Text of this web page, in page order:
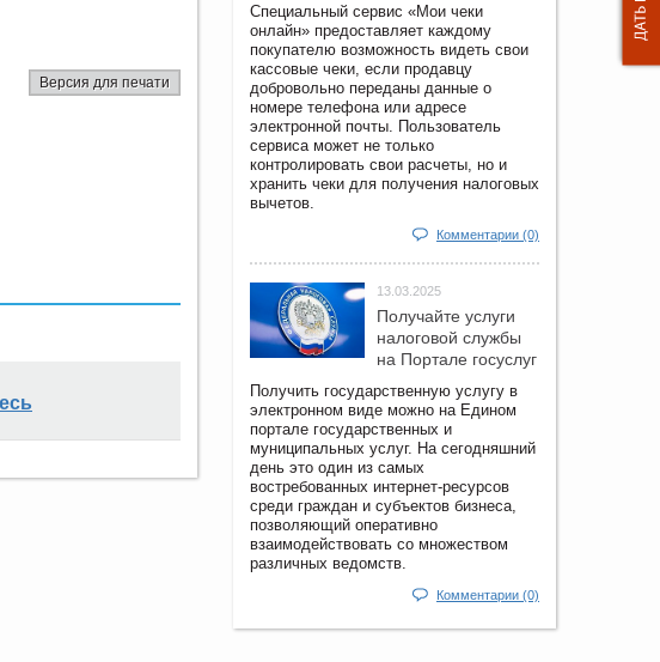
Версия для печати
Специальный сервис «Мои чеки
онлайн» предоставляет каждому
покупателю возможность видеть свои
кассовые чеки, если продавцу
добровольно переданы данные о
номере телефона или адресе
электронной почты. Пользователь
сервиса может не только
контролировать свои расчеты, но и
хранить чеки для получения налоговых
вычетов.
Комментарии (0)
13.03.2025
Получайте услуги
налоговой службы
на Портале госyслуг
Получить государственную услугу в
электронном виде можно на Едином
портале государственных и
муниципальных услуг. На сегодняшний
день это один из самых
востребованных интернет-ресурсов
среди граждан и субъектов бизнеса,
позволяющий оперативно
взаимодействовать со множеством
различных ведомств.
Комментарии (0)